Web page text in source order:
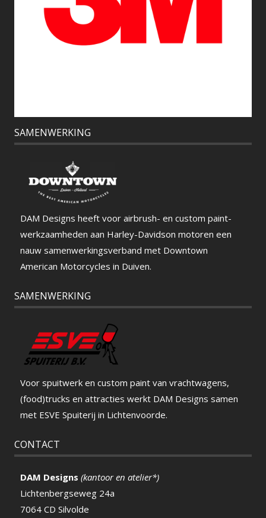
SAMENWERKING
DAM Designs heeft voor airbrush- en custom paint-
werkzaamheden aan Harley-Davidson motoren een
nauw samenwerkingsverband met Downtown
American Motorcycles in Duiven.
SAMENWERKING
Voor spuitwerk en custom paint van vrachtwagens,
(food)trucks en attracties werkt DAM Designs samen
met ESVE Spuiterij in Lichtenvoorde.
CONTACT
DAM Designs (kantoor en atelier*)
Lichtenbergseweg 24a
7064 CD Silvolde